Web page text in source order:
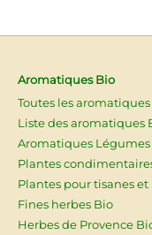
Aromatiques Bio
Toutes les
Liste des aromatiques
Aromatiques
Plantes
Plantes pour tisanes
Fines herbes Bio
Herbes de Provence